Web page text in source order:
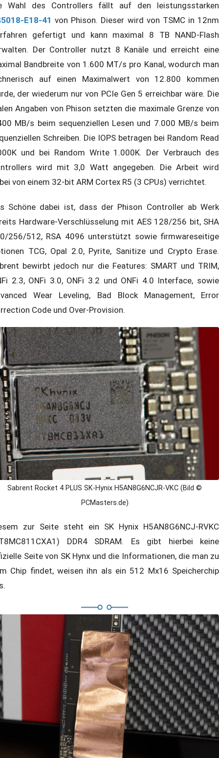
Wahl des Controllers fällt auf den leistungsstarken
E18-41 von Phison. Dieser wird von TSMC in 12nm
gefertigt und kann maximal 8 TB NAND-Flash
Der Controller nutzt 8 Kanäle und erreicht eine
Bandbreite von 1.600 MT/s pro Kanal, wodurch man
auf einen Maximalwert von 12.800 kommen
der wiederum nur von PCIe Gen 5 erreichbar wäre. Die
Angaben von Phison setzten die maximale Grenze von
MB/s beim sequenziellen Lesen und 7.000 MB/s beim
Schreiben. Die IOPS betragen bei Random Read
und bei Random Write 1.000K. Der Verbrauch des
wird mit 3,0 Watt angegeben. Die Arbeit wird
von einem 32-bit ARM Cortex R5 (3 CPUs) verrichtet.
Schöne dabei ist, dass der Phison Controller ab Werk
Hardware-Verschlüsselung mit AES 128/256 bit, SHA
256/512, RSA 4096 unterstützt sowie firmwareseitige
TCG, Opal 2.0, Pyrite, Sanitize und Crypto Erase.
bewirbt jedoch nur die Features: SMART und TRIM,
2.3, ONFi 3.0, ONFi 3.2 und ONFi 4.0 Interface, sowie
Wear Leveling, Bad Block Management, Error
Code und Over-Provision.
Sabrent Rocket 4 PLUS SK-Hynix H5AN8G6NCJR-VKC (Bild ©
PCMasters.de)
zur Seite steht ein SK Hynix H5AN8G6NCJ-RVKC
DDR4 SDRAM. Es gibt hierbei keine
Seite von SK Hynx und die Informationen, die man zu
Chip findet, weisen ihn als ein 512 Mx16 Speicherchip